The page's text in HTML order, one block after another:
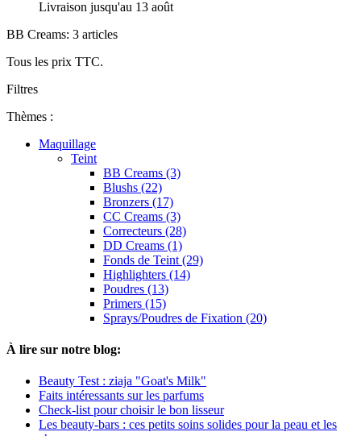
Livraison jusqu'au 13 août
BB Creams: 3 articles
Tous les prix TTC.
Filtres
Thèmes :
Maquillage
Teint
BB Creams (3)
Blushs (22)
Bronzers (17)
CC Creams (3)
Correcteurs (28)
DD Creams (1)
Fonds de Teint (29)
Highlighters (14)
Poudres (13)
Primers (15)
Sprays/Poudres de Fixation (20)
À lire sur notre blog:
Beauty Test : ziaja "Goat's Milk"
Faits intéressants sur les parfums
Check-list pour choisir le bon lisseur
Les beauty-bars : ces petits soins solides pour la peau et les